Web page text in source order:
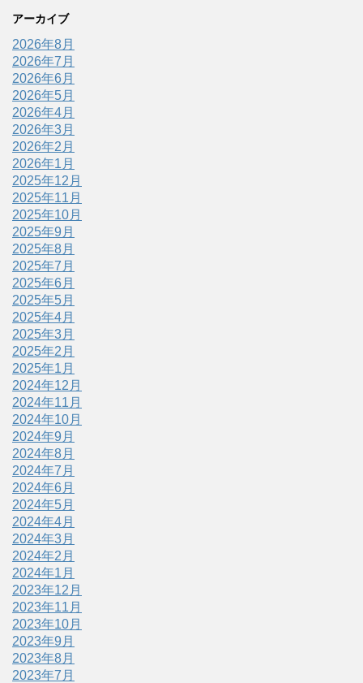
アーカイブ
2026年8月
2026年7月
2026年6月
2026年5月
2026年4月
2026年3月
2026年2月
2026年1月
2025年12月
2025年11月
2025年10月
2025年9月
2025年8月
2025年7月
2025年6月
2025年5月
2025年4月
2025年3月
2025年2月
2025年1月
2024年12月
2024年11月
2024年10月
2024年9月
2024年8月
2024年7月
2024年6月
2024年5月
2024年4月
2024年3月
2024年2月
2024年1月
2023年12月
2023年11月
2023年10月
2023年9月
2023年8月
2023年7月